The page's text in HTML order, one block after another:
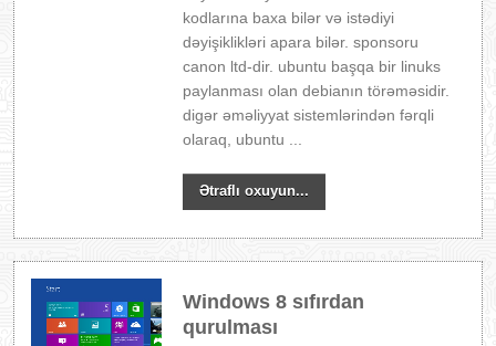
kodlarına baxa bilər və istədiyi
dəyişiklikləri apara bilər. sponsoru
canon ltd-dir. ubuntu başqa bir linuks
paylanması olan debianın törəməsidir.
digər əməliyyat sistemlərindən fərqli
olaraq, ubuntu ...
Ətraflı oxuyun...
Windows 8 sıfırdan
qurulması